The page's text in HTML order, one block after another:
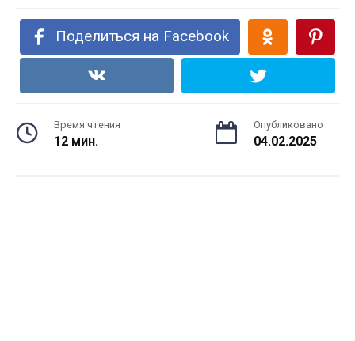
Поделиться на Facebook
Время чтения
12 мин.
Опубликовано
04.02.2025